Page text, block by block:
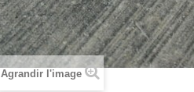
Agrandir l'image